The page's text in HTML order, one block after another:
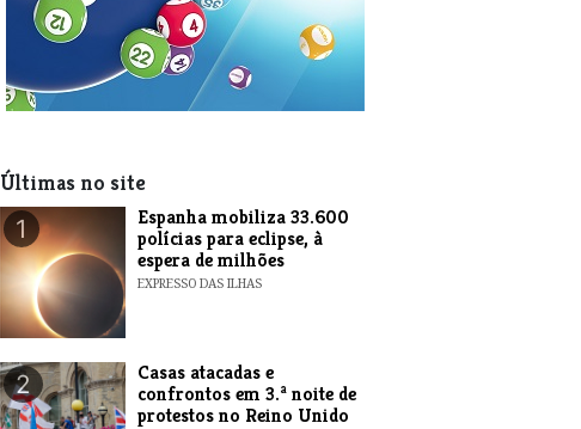
Últimas no site
1
Espanha mobiliza 33.600
polícias para eclipse, à
espera de milhões
EXPRESSO DAS ILHAS
2
Casas atacadas e
confrontos em 3.ª noite de
protestos no Reino Unido